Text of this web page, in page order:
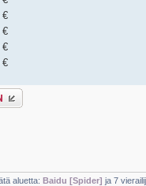
€
€
€
€
aluetta: Baidu [Spider] ja 7